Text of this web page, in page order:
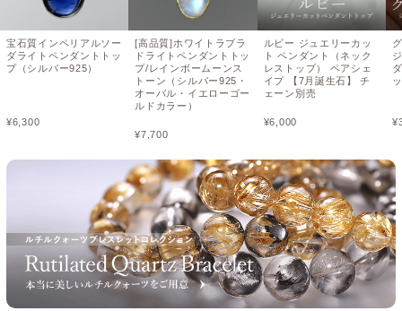
宝石質インペリアルソー
ダライトペンダントトッ
プ（シルバー925）
¥6,300
[高品質]ホワイトラブラ
ドライトペンダントトッ
プ/レインボームーンス
トーン（シルバー925・
オーバル・イエローゴー
ルドカラー）
¥7,700
ルビー ジュエリーカッ
ト ペンダント（ネック
レストップ） ペアシェ
イプ 【7月誕生石】 チ
ェーン別売
¥6,000 ¥